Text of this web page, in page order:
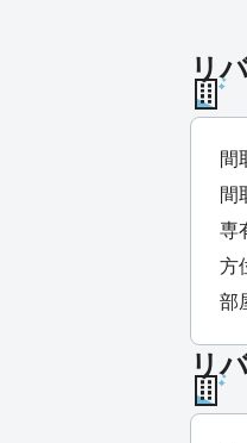
リ
間
間
専
方
部
リ